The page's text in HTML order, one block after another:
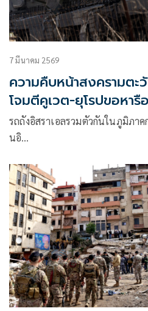
7 มีนาคม 2569
ความคืบหน้าสงครามต
โจมตีคูเวต-ยุโรปขอหา
รถถังอิสราเอลรวมตัวกันในภูมิภา
นอิ…